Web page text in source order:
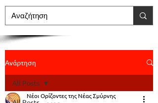
Ανάρτηση
All Posts
Νέοι Ορίζοντες της Νέας Σμύρνης